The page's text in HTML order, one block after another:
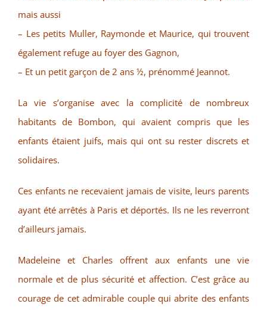
mais aussi
– Les petits Muller, Raymonde et Maurice, qui trouvent
également refuge au foyer des Gagnon,
– Et un petit garçon de 2 ans ½, prénommé Jeannot.
La vie s’organise avec la complicité de nombreux
habitants de Bombon, qui avaient compris que les
enfants étaient juifs, mais qui ont su rester discrets et
solidaires.
Ces enfants ne recevaient jamais de visite, leurs parents
ayant été arrêtés à Paris et déportés. Ils ne les reverront
d’ailleurs jamais.
Madeleine et Charles offrent aux enfants une vie
normale et de plus sécurité et affection. C’est grâce au
courage de cet admirable couple qui abrite des enfants